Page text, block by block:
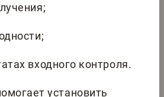
входного контроля.
установить